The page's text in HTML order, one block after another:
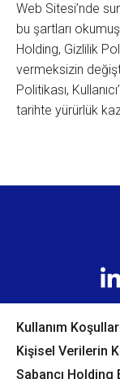
Web Sitesi’nde
bu şartları
Holding, Gizlilik
vermeksizin
Politikası,
tarihte yürürlük
Kullanım
Kişisel Verilerin
Sabancı Holding